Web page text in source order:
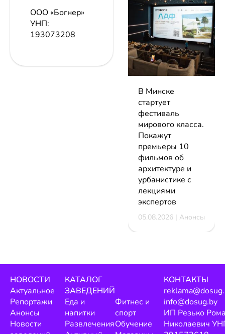
ООО «Богнер»
УНП:
193073208
В Минске
стартует
фестиваль
мирового класса.
Покажут
премьеры 10
фильмов об
архитектуре и
урбанистике с
лекциями
экспертов
05.08.2026 | Анонсы
НОВОСТИ
Актуальное
Репортажи
Анонсы
Новости
КАТАЛОГ
ЗАВЕДЕНИЙ
Еда и
напитки
Развлечения
Фитнес и
спорт
Обучение
КОНТАКТЫ
info@dosug.by
ИП Резько
Николаевич